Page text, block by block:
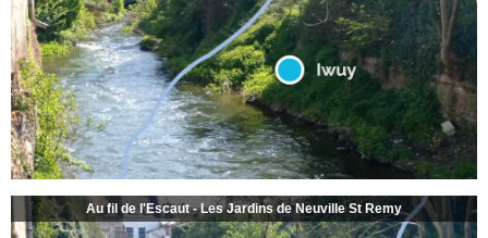
Au fil de l'Escaut - Les Jardins de Neuville St Remy